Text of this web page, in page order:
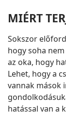
MIÉRT
Sokszor
hogy soha
az oka, hogy
Lehet, hogy a
vannak mások
hatással van a